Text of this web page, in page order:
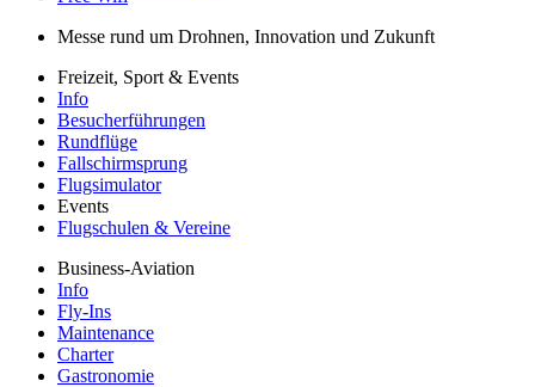
Messe rund um Drohnen, Innovation und Zukunft
Freizeit, Sport & Events
Info
Besucherführungen
Rundflüge
Fallschirmsprung
Flugsimulator
Events
Flugschulen & Vereine
Business-Aviation
Info
Fly-Ins
Maintenance
Charter
Gastronomie